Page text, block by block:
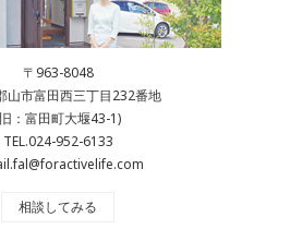
〒963-8048
山市富田西三丁目232番地
：富田町大堰43-1)
TEL.024-952-6133
相談してみる